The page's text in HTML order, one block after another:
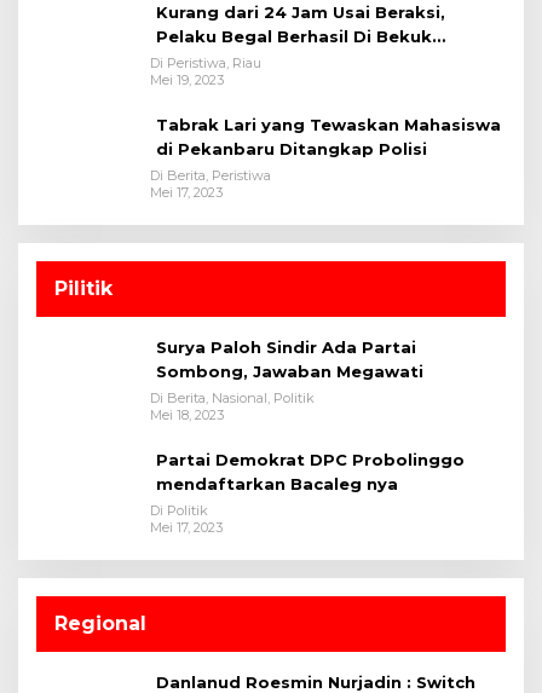
Kurang dari 24 Jam Usai Beraksi,
Pelaku Begal Berhasil Di Bekuk
Satreskrim Polres Kuansing
Di Peristiwa, Riau
Mei 19, 2023
Tabrak Lari yang Tewaskan Mahasiswa
di Pekanbaru Ditangkap Polisi
Di Berita, Peristiwa
Mei 17, 2023
Pilitik
Surya Paloh Sindir Ada Partai
Sombong, Jawaban Megawati
Di Berita, Nasional, Politik
Mei 18, 2023
Partai Demokrat DPC Probolinggo
mendaftarkan Bacaleg nya
Di Politik
Mei 17, 2023
Regional
Danlanud Roesmin Nurjadin : Switch